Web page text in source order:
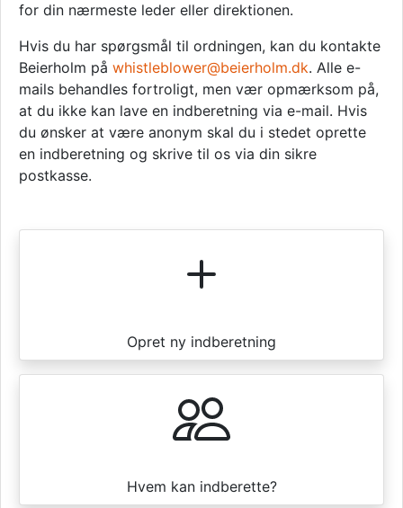
for din nærmeste leder eller direktionen.
Hvis du har spørgsmål til ordningen, kan du kontakte
Beierholm på whistleblower@beierholm.dk. Alle e-
mails behandles fortroligt, men vær opmærksom på,
at du ikke kan lave en indberetning via e-mail. Hvis
du ønsker at være anonym skal du i stedet oprette
en indberetning og skrive til os via din sikre
postkasse.
Opret ny indberetning
Hvem kan indberette?